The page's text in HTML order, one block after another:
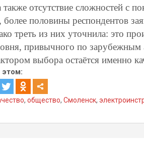
отсутствие сложностей с
половины респондентов
треть из них уточнила: это
привычного по зарубежным
выбора остаётся именно
этом:
, общество, Смоленск,